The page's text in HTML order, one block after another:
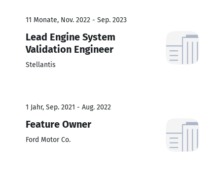
11 Monate, Nov. 2022 - Sep. 2023
Lead Engine System
Validation Engineer
Stellantis
1 Jahr, Sep. 2021 - Aug. 2022
Feature Owner
Ford Motor Co.